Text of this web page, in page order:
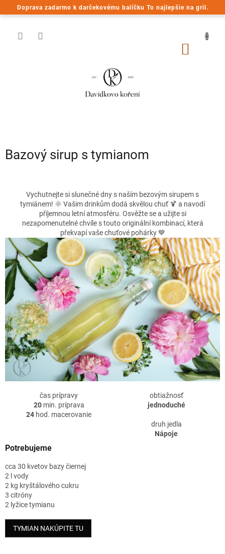
Doprava zadarmo k darčekovému balíčku To najlepšie na gril.
Prejsť
na
Bazový sirup s tymianom
Vychutnejte si slunečné dny s naším bezovým sirupem s
tymiánem! 🌞 Vašim drinkům dodá skvělou chuť 🍹 a navodí
příjemnou letní atmosféru. Osvěžte se a užijte si
nezapomenutelné chvíle s touto originální kombinací, která
překvapí vaše chuťové pohárky 💙
čas prípravy
20min. príprava
24 hod. macerovanie
obtiažnosť
jednoduché
druh jedla
Nápoje
Potrebujeme
cca 30 kvetov bazy čiernej
2 l vody
2 kg kryštálového cukru
3 citróny
2 lyžice tymianu
TYMIAN NAKÚPITE TU